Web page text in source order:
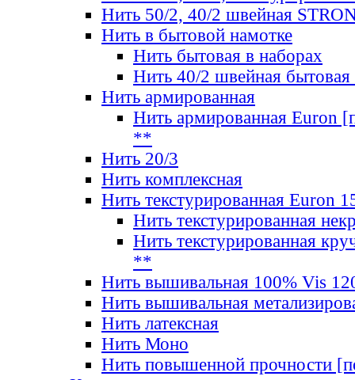
Нить 50/2, 40/2 швейная
Нить в бытовой намотке
Нить бытовая в наборах
Нить 40/2 швейная бытовая
Нить армированная
Нить армированная Euron
**
Нить 20/3
Нить комплексная
Нить текстурированная Euron
Нить текстурированная
Нить текстурированная
**
Нить вышивальная 100% Vis
Нить вышивальная
Нить латексная
Нить Моно
Нить повышенной прочности